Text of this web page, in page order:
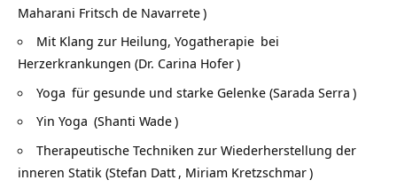
Maharani Fritsch de Navarrete)
Mit Klang zur Heilung, Yogatherapie bei
Herzerkrankungen (Dr. Carina Hofer)
Yoga für gesunde und starke Gelenke (Sarada Serra )
Yin Yoga (Shanti Wade)
Therapeutische Techniken zur Wiederherstellung der
inneren Statik (Stefan Datt , Miriam Kretzschmar)